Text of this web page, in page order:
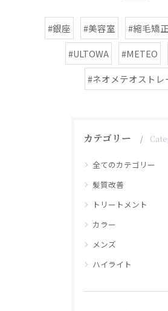
#銀座 #美容室 #縮毛矯正
#ULTOWA
#METEO
#ネオメテオストレ
カテゴリー
全てのカテゴリー
髪質改善
トリートメント
カラー
メンズ
ハイライト